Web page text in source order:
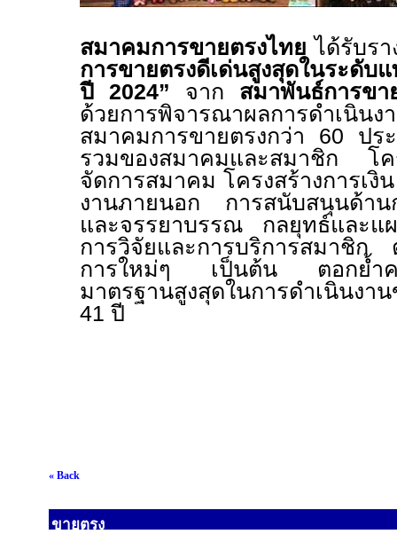
สมาคมการขายตรงไทยได้รับร
การขายตรงดีเด่นสูงสุดในร
ปี
2024” จาก สมาพันธ์การขา
ด้วยการพิจารณาผลการดำเนิ
สมาคมการขายตรงกว่า 60 ปร
รวมของสมาคมและสมาชิก โ
จัดการสมาคม โครงสร้างการเ
งานภายนอก การสนับสนุนด้า
และจรรยาบรรณ กลยุทธ์และแ
การวิจัยและการบริการสมาชิก
การใหม่ๆ เป็นต้น ตอกย้ำคว
มาตรฐานสูงสุดในการดำเนินงา
41 ปี
« Back
ขายตรง